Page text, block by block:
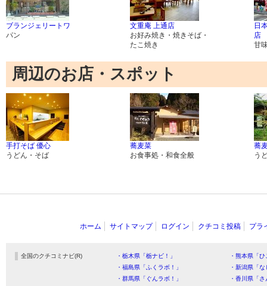
ブランジェリートワ
パン
文重庵 上通店
お好み焼き・焼きそば・
たこ焼き
日
店
甘
周辺のお店・スポット
手打そば 優心
うどん・そば
蕎麦菜
お食事処・和食全般
蕎
う
ホーム サイトマップ ログイン クチコミ投稿 プラ
全国のクチコミナビ(R) ・栃木県「栃ナビ！」
・熊本県「
・福島県「ふくラボ！」
・新潟県「
・群馬県「ぐんラボ！」
・香川県「